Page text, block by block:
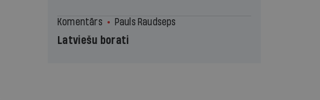
Komentārs Pauls Raudseps
Latviešu borati